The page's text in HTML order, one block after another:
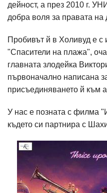
дейност, а през 2010 г.
добра воля за правата на
Пробивът й в Холивуд е с
"Спасители на плажа",
главната злодейка
първоначално написана
присъединяването й към
У нас е позната с филма
където си партнира с